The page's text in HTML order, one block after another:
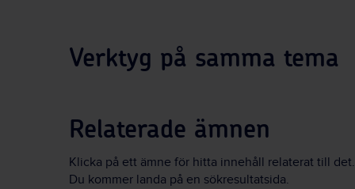
Verktyg på samma tema
Relaterade ämnen
Klicka på ett ämne för hitta innehåll relaterat till det.
Du kommer landa på en sökresultatsida.